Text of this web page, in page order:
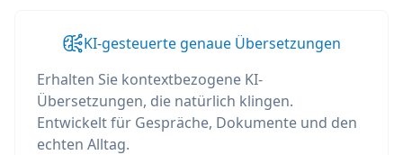
KI-gesteuerte genaue Übersetzungen
Erhalten Sie kontextbezogene KI-
Übersetzungen, die natürlich klingen.
Entwickelt für Gespräche, Dokumente und den
echten Alltag.